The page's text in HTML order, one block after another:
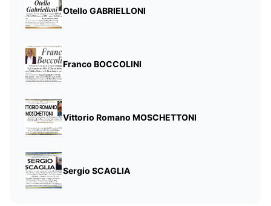
Otello GABRIELLONI
Franco BOCCOLINI
Vittorio Romano MOSCHETTONI
Sergio SCAGLIA